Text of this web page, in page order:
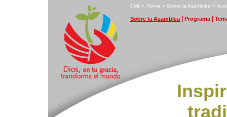
CMI > Home > Sobre la Asamblea > A
Sobre la Asamblea| Programa| T